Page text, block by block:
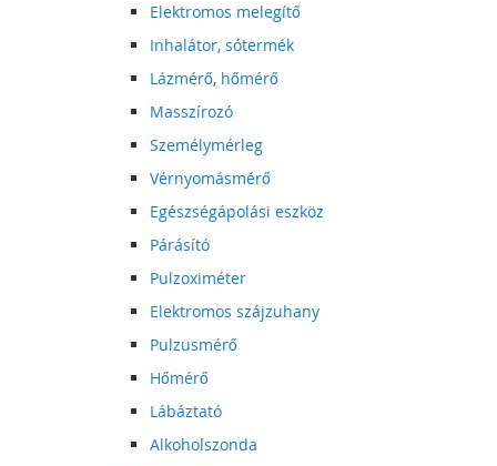
Elektromos melegítő
Inhalátor, sótermék
Lázmérő, hőmérő
Masszírozó
Személymérleg
Vérnyomásmérő
Egészségápolási eszköz
Párásító
Pulzoximéter
Elektromos szájzuhany
Pulzusmérő
Hőmérő
Lábáztató
Alkoholszonda